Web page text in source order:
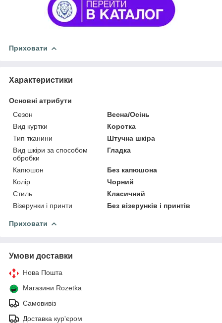
Приховати
Характеристики
Основні атрибути
Сезон
Весна/Осінь
Вид куртки
Коротка
Тип тканини
Штучна шкіра
Вид шкіри за способом
обробки
Гладка
Капюшон
Без капюшона
Колір
Чорний
Стиль
Класичний
Візерунки і принти
Без візерунків і принтів
Приховати
Умови доставки
Нова Пошта
Магазини Rozetka
Самовивіз
Доставка кур'єром